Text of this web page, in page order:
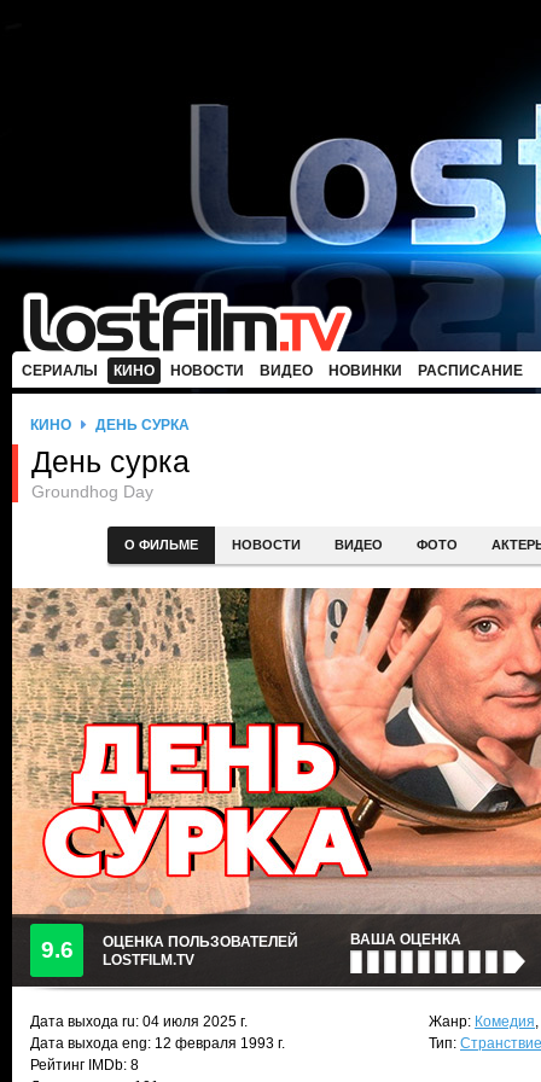
СЕРИАЛЫ КИНО НОВОСТИ ВИДЕО НОВИНКИ РАСПИСАНИЕ
КИНО ДЕНЬ СУРКА
День сурка
Groundhog Day
О ФИЛЬМЕ НОВОСТИ ВИДЕО ФОТО
9.6
ОЦЕНКА ПОЛЬЗОВАТЕЛЕЙ
LOSTFILM.TV
ВАША ОЦЕНКА
Дата выхода ru: 04 июля 2025 г.
Дата выхода eng: 12 февраля 1993 г.
Рейтинг IMDb: 8
Жанр: Комедия,
Тип: